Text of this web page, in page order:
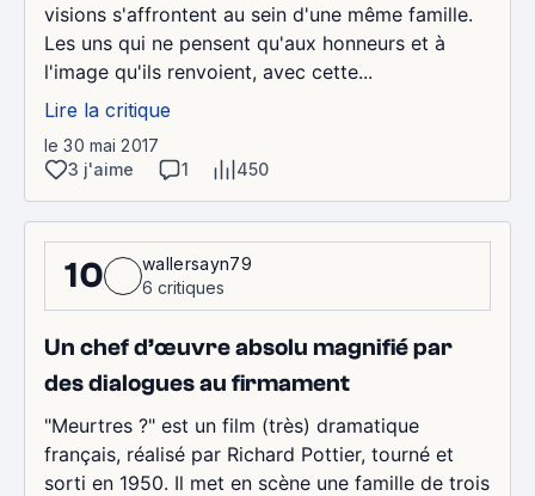
visions s'affrontent au sein d'une même famille.
Les uns qui ne pensent qu'aux honneurs et à
l'image qu'ils renvoient, avec cette...
Lire la critique
le 30 mai 2017
3 j'aime
1 450
10
wallersayn79
6 critiques
Un chef d’œuvre absolu magnifié par
des dialogues au firmament
"Meurtres ?" est un film (très) dramatique
français, réalisé par Richard Pottier, tourné et
sorti en 1950. Il met en scène une famille de trois